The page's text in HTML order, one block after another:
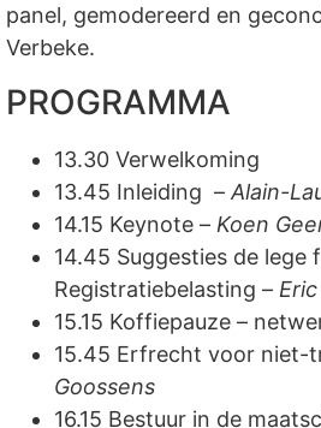
panel, gemodereerd en
Verbeke.
PROGRAMMA
13.30 Verwelkoming
13.45 Inleiding – Alain-
14.15 Keynote – Koen
14.45 Suggesties de lege
Registratiebelasting –
15.15 Koffiepauze –
15.45 Erfrecht voor niet-
Goossens
16.15 Bestuur in de